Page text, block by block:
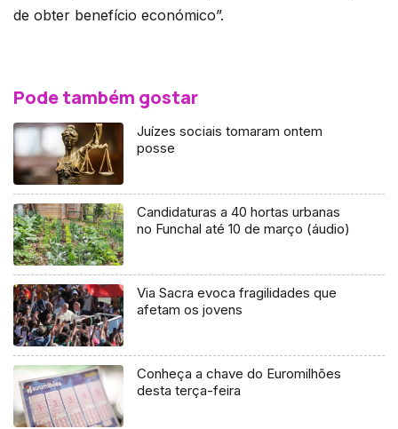
de obter benefício económico”.
Pode também gostar
Juízes sociais tomaram ontem
posse
Candidaturas a 40 hortas urbanas
no Funchal até 10 de março (áudio)
Via Sacra evoca fragilidades que
afetam os jovens
Conheça a chave do Euromilhões
desta terça-feira